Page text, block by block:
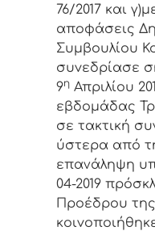
76/2017 και
αποφάσεις
Συμβουλίου
συvεδρίασε
9η Απριλίου
εβδoμάδας
σε τακτική
ύστερα από
επανάληψη
04-2019
Πρoέδρoυ